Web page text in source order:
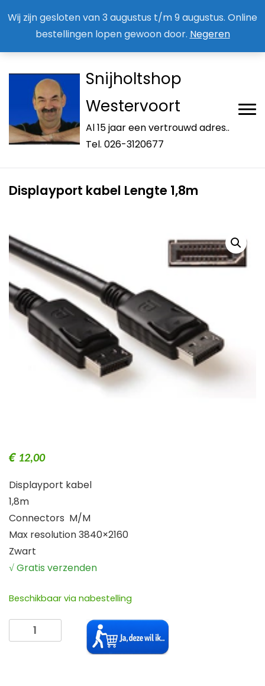
Wij zijn gesloten van 3 augustus t/m 9 augustus. Online
bestellingen lopen gewoon door. Negeren
Snijholtshop
Westervoort
Al 15 jaar een vertrouwd adres..
Tel. 026-3120677
Displayport kabel Lengte 1,8m
€12,00
Displayport kabel
1,8m
Connectors M/M
Max resolution 3840×2160
Zwart
√ Gratis verzenden
Beschikbaar via nabestelling
Displayport
kabel